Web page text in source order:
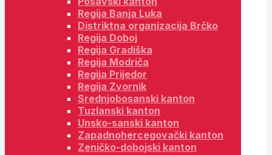
Regija Banja Luka
Distriktna organizacija Brčko
Regija Doboj
Regija Gradiška
Regija Modriča
Regija Prijedor
Regija Zvornik
Srednjobosanski kanton
Tuzlanski kanton
Unsko-sanski kanton
Zapadnohercegovački kanton
Zeničko-dobojski kanton